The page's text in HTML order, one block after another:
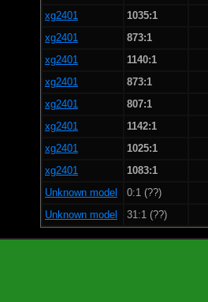
xg2401
1035:1
xg2401
873:1
xg2401
1140:1
xg2401
873:1
xg2401
807:1
xg2401
1142:1
xg2401
1025:1
xg2401
1083:1
Unknown model
0:1 (??)
Unknown model
31:1 (??)